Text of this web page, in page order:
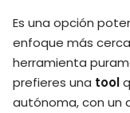
Es una opción
enfoque más
herramienta
prefieres una tool
autónoma, con un